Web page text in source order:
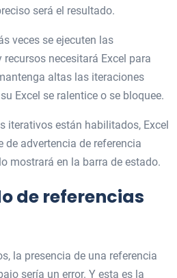
será el resultado.
veces se ejecuten las
necesitará Excel para
altas las iteraciones
Excel se ralentice o se bloquee.
iterativos están habilitados, Excel
de advertencia de referencia
mostrará en la barra de estado.
de referencias
la presencia de una referencia
sería un error. Y esta es la